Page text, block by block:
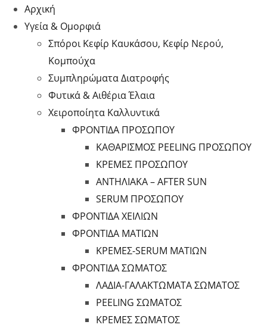
Αρχική
Υγεία & Ομορφιά
Σπόροι Κεφίρ Καυκάσου, Κεφίρ Νερού,
Κομπούχα
Συμπληρώματα Διατροφής
Φυτικά & Αιθέρια Έλαια
Χειροποίητα Καλλυντικά
ΦΡΟΝΤΙΔΑ ΠΡΟΣΩΠΟΥ
ΚΑΘΑΡΙΣΜΟΣ PEELING ΠΡΟΣΩΠΟΥ
ΚΡΕΜΕΣ ΠΡΟΣΩΠΟΥ
ΑΝΤΗΛΙΑΚΑ – AFTER SUN
SERUM ΠΡΟΣΩΠΟΥ
ΦΡΟΝΤΙΔΑ ΧΕΙΛΙΩΝ
ΦΡΟΝΤΙΔΑ ΜΑΤΙΩΝ
ΚΡΕΜΕΣ-SERUM ΜΑΤΙΩΝ
ΦΡΟΝΤΙΔΑ ΣΩΜΑΤΟΣ
ΛΑΔΙΑ-ΓΑΛΑΚΤΩΜΑΤΑ ΣΩΜΑΤΟΣ
PEELING ΣΩΜΑΤΟΣ
ΚΡΕΜΕΣ ΣΩΜΑΤΟΣ